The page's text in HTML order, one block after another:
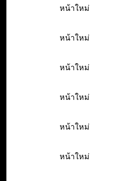
หน้าใหม่
หน้าใหม่
หน้าใหม่
หน้าใหม่
หน้าใหม่
หน้าใหม่